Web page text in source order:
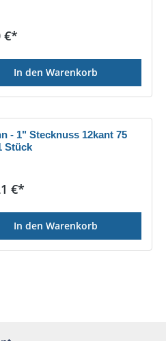
Preis:
€*
In den Warenkorb
- 1" Stecknuss 12kant 75
Stück
Preis:
€*
In den Warenkorb